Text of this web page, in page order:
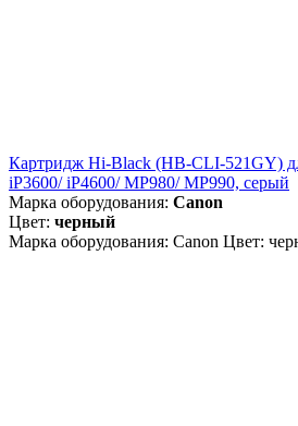
Картридж Hi-Black (HB-CLI-521GY)
iP3600/ iP4600/ MP980/ MP990, серый
Марка оборудования: Canon
Цвет: черный
Марка оборудования: Canon Цвет: